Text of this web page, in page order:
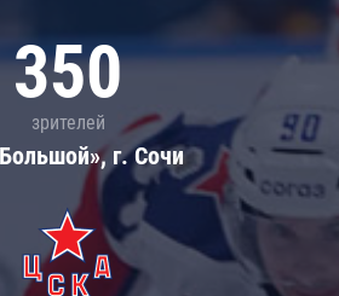
350
зрителей
г. Сочи